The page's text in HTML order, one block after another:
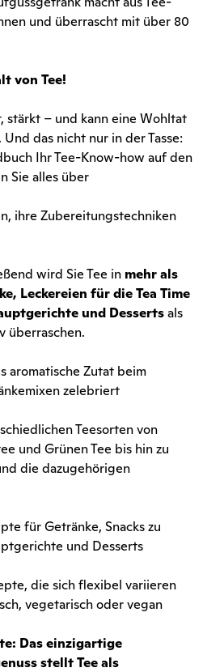
und überrascht mit über 80
von Tee!
stärkt – und kann eine Wohltat
das nicht nur in der Tasse:
Ihr Tee-Know-how auf den
Sie alles über
ihre Zubereitungstechniken
wird Sie Tee in mehr als
Leckereien für die Tea Time
und Dessertsals
überraschen.
aromatische Zutat beim
zelebriert
Teesorten von
und Grünen Tee bis hin zu
die dazugehörigen
für Getränke, Snacks zu
und Desserts
die sich flexibel variieren
vegetarisch oder vegan
Das einzigartige
stellt Tee als